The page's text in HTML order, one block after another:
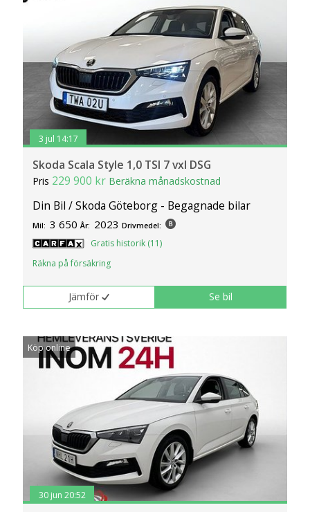
klickar du på Anpassa. Du kan alltid ändra dina
inställningar för cookies.
3 jul 14:17
Skoda Scala Style 1,0 TSI 7 vxl DSG
Pris 229 900 kr Beräkna månadskostnad
Din Bil / Skoda Göteborg - Begagnade bilar
Mil: 3 650 År: 2023 Drivmedel:
Gratis historik (11)
Räkna på försäkring
Jämför Se bil
Köp online
30 jun 20:52